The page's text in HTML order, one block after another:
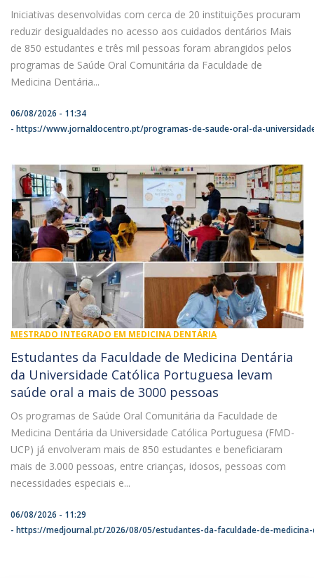
Iniciativas desenvolvidas com cerca de 20 instituições procuram
reduzir desigualdades no acesso aos cuidados dentários Mais
de 850 estudantes e três mil pessoas foram abrangidos pelos
programas de Saúde Oral Comunitária da Faculdade de
Medicina Dentária...
06/08/2026 - 11:34
https://www.jornaldocentro.pt/programas-de-saude-oral-da-
MESTRADO INTEGRADO EM MEDICINA DENTÁRIA
Estudantes da Faculdade de Medicina Dentária
da Universidade Católica Portuguesa levam
saúde oral a mais de 3000 pessoas
Os programas de Saúde Oral Comunitária da Faculdade de
Medicina Dentária da Universidade Católica Portuguesa (FMD-
UCP) já envolveram mais de 850 estudantes e beneficiaram
mais de 3.000 pessoas, entre crianças, idosos, pessoas com
necessidades especiais e...
06/08/2026 - 11:29
https://medjournal.pt/2026/08/05/estudantes-da-faculdade-de-